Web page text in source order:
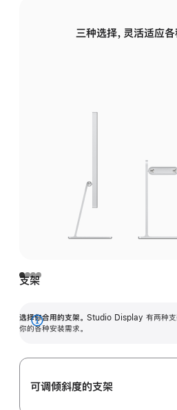
三种选择，灵活适应各
支架
选择你合用的支架。 Studio Display 有两种支
你的各种安装需求。
展
可调倾斜度的支架